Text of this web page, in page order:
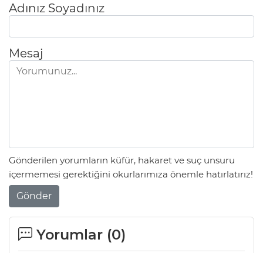
Adınız Soyadınız
Mesaj
Gönderilen yorumların küfür, hakaret ve suç unsuru
içermemesi gerektiğini okurlarımıza önemle hatırlatırız!
Gönder
Yorumlar (0)